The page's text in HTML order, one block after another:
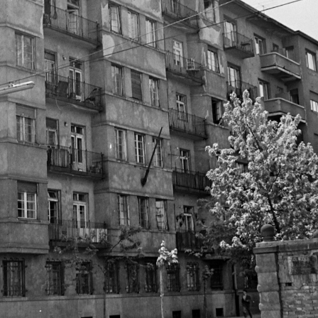
Főváros Levéltára. Levéltári jelzet: HU.BFL.XV.19.c.10
1963 · Budapest V.
a Honvéd utca 40. egyik földszinti lakása az 1963. május 22-én a pincében történt gázrobbanás után. A kép forrását kérjük így adja meg: Fortepan / Budapest Főváros Levéltára. Levéltári jelzet: HU.BFL.XV.19.c.10
1963 · Budapest
Thököly út 30. A kép forrását kérjük így adja meg: Fortepan /
Főváros Levéltára. Levéltári jelzet: HU.BFL.XV.19.c.10
1963 · Budapest I.
Mihály utca, Berényi utcai saroktelek. A kép forrását kérjük így adja meg: Fortepan / Budapest Főváros Levéltára. Levéltári jelzet: HU.BFL.XV.19.c.10
1963 · Magyarország
A kép forrását kérjük így adja meg: Fortepan / Budapest Főváros